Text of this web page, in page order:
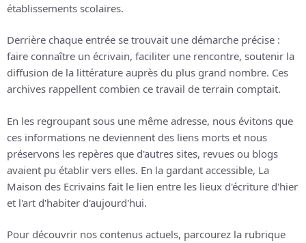
établissements scolaires.
Derrière chaque entrée se trouvait une démarche précise :
faire connaître un écrivain, faciliter une rencontre, soutenir la
diffusion de la littérature auprès du plus grand nombre. Ces
archives rappellent combien ce travail de terrain comptait.
En les regroupant sous une même adresse, nous évitons que
ces informations ne deviennent des liens morts et nous
préservons les repères que d'autres sites, revues ou blogs
avaient pu établir vers elles. En la gardant accessible, La
Maison des Ecrivains fait le lien entre les lieux d'écriture d'hier
et l'art d'habiter d'aujourd'hui.
Pour découvrir nos contenus actuels, parcourez la rubrique